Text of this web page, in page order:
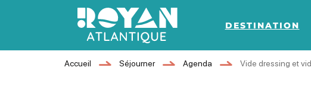
Royan Atlantique
DESTINATION
Accueil Séjourner Agenda Vide dressing et